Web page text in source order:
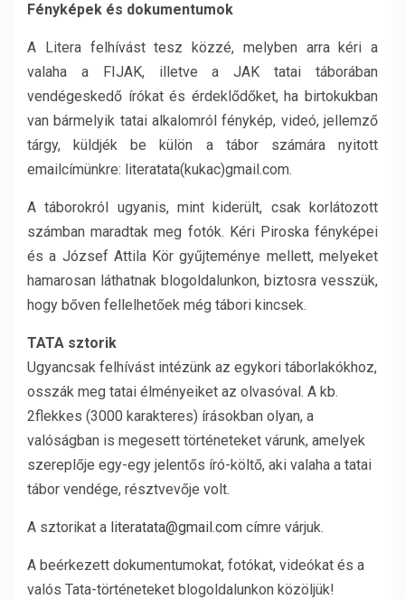
Fényképek és dokumentumok
A Litera felhívást tesz közzé, melyben arra kéri a
valaha a FIJAK, illetve a JAK tatai táborában
vendégeskedő írókat és érdeklődőket, ha birtokukban
van bármelyik tatai alkalomról fénykép, videó, jellemző
tárgy, küldjék be külön a tábor számára nyitott
emailcímünkre: literatata(kukac)gmail.com.
A táborokról ugyanis, mint kiderült, csak korlátozott
számban maradtak meg fotók. Kéri Piroska fényképei
és a József Attila Kör gyűjteménye mellett, melyeket
hamarosan láthatnak blogoldalunkon, biztosra vesszük,
hogy bőven fellelhetőek még tábori kincsek.
TATA sztorik
Ugyancsak felhívást intézünk az egykori táborlakókhoz,
osszák meg tatai élményeiket az olvasóval. A kb.
2flekkes (3000 karakteres) írásokban olyan, a
valóságban is megesett történeteket várunk, amelyek
szereplője egy-egy jelentős író-költő, aki valaha a tatai
tábor vendége, résztvevője volt.
A sztorikat a literatata@gmail.com címre várjuk.
A beérkezett dokumentumokat, fotókat, videókat és a
valós Tata-történeteket blogoldalunkon közöljük!